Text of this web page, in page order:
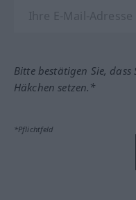
Bitte bestätigen Sie, dass
Häkchen setzen.*
*Pflichtfeld